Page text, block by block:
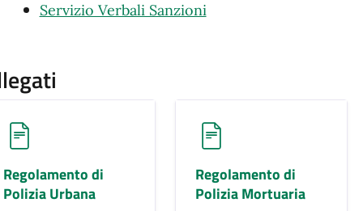
Servizio Verbali Sanzioni
Regolamento di
Polizia Urbana
Regolamento di
Polizia Mortuaria